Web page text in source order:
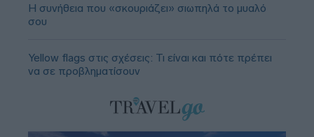
Η συνήθεια που «σκουριάζει» σιωπηλά το μυαλό
σου
Yellow flags στις σχέσεις: Τι είναι και πότε πρέπει
να σε προβληματίσουν